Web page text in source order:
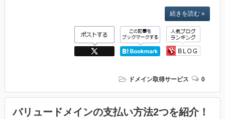
続きを読む »
ドメイン取得サービス 0
バリュードメインの支払い方法2つを紹介！